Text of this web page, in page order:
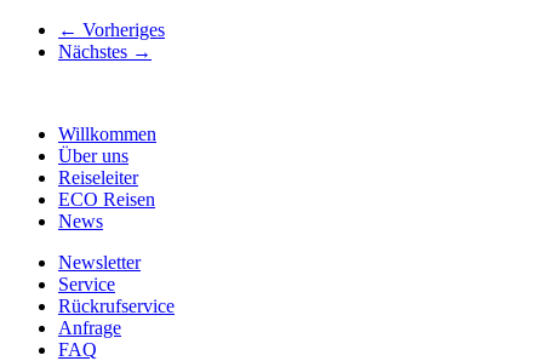
← Vorheriges
Nächstes →
Willkommen
Über uns
Reiseleiter
ECO Reisen
News
Newsletter
Service
Rückrufservice
Anfrage
FAQ